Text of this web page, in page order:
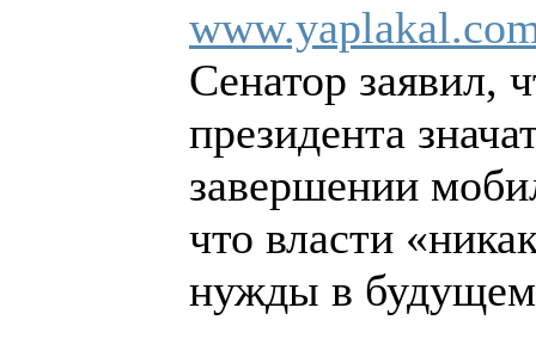
Сенатор заявил,
президента
завершении
что власти
нужды в